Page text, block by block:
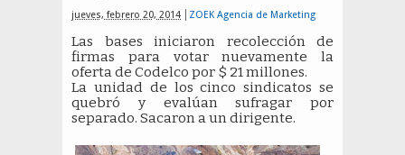
jueves, febrero 20, 2014 ZOEK Agencia de Marketing
Las bases iniciaron recolección de
firmas para votar nuevamente la
oferta de Codelco por $ 21 millones.
La unidad de los cinco sindicatos se
quebró y evalúan sufragar por
separado. Sacaron a un dirigente.